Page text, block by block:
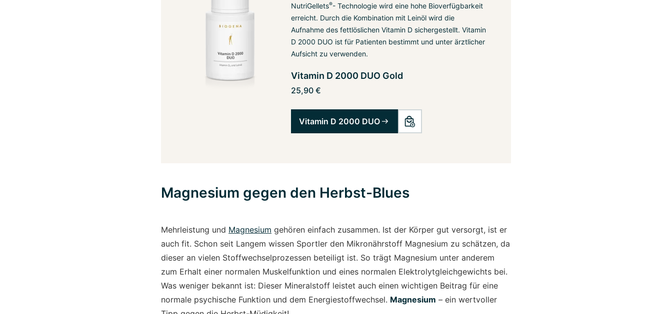
NutriGellets®- Technologie wird eine hohe Bioverfügbarkeit
erreicht. Durch die Kombination mit Leinöl wird die
Aufnahme des fettlöslichen Vitamin D sichergestellt. Vitamin
D 2000 DUO ist für Patienten bestimmt und unter ärztlicher
Aufsicht zu verwenden.
Vitamin D 2000 DUO Gold
25,90 €
Vitamin D 2000 DUO
Magnesium gegen den Herbst-Blues
Mehrleistung und Magnesium gehören einfach zusammen. Ist der Körper gut versorgt, ist er
auch fit. Schon seit Langem wissen Sportler den Mikronährstoff Magnesium zu schätzen, da
dieser an vielen Stoffwechselprozessen beteiligt ist. So trägt Magnesium unter anderem
zum Erhalt einer normalen Muskelfunktion und eines normalen Elektrolytgleichgewichts bei.
Was weniger bekannt ist: Dieser Mineralstoff leistet auch einen wichtigen Beitrag für eine
normale psychische Funktion und dem Energiestoffwechsel. Magnesium – ein wertvoller